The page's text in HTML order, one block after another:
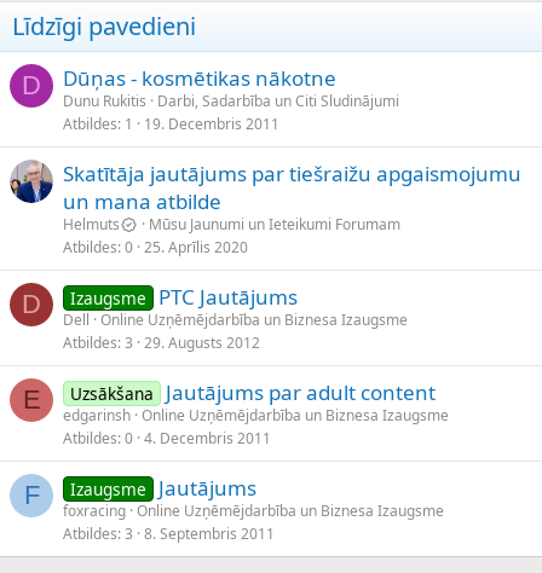
Līdzīgi pavedieni
D Dūņas - kosmētikas nākotne
Dunu Rukitis
Darbi, Sadarbība un Citi Sludinājumi
Atbildes 1 19. Decembris 2011
Skatītāja jautājums par tiešraižu apgaismojumu
un mana atbilde
Helmuts
Mūsu Jaunumi un Ieteikumi Forumam
Atbildes 0 25. Aprīlis 2020
D Izaugsme PTC Jautājums
Dell Online Uzņēmējdarbība un Biznesa Izaugsme
Atbildes 3 29. Augusts 2012
E Uzsākšana Jautājums par adult content
edgarinsh Online Uzņēmējdarbība un Biznesa Izaugsme
Atbildes 0 4. Decembris 2011
F Izaugsme Jautājums
foxracing Online Uzņēmējdarbība un Biznesa Izaugsme
Atbildes 3 8. Septembris 2011